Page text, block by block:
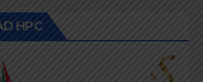
HPC